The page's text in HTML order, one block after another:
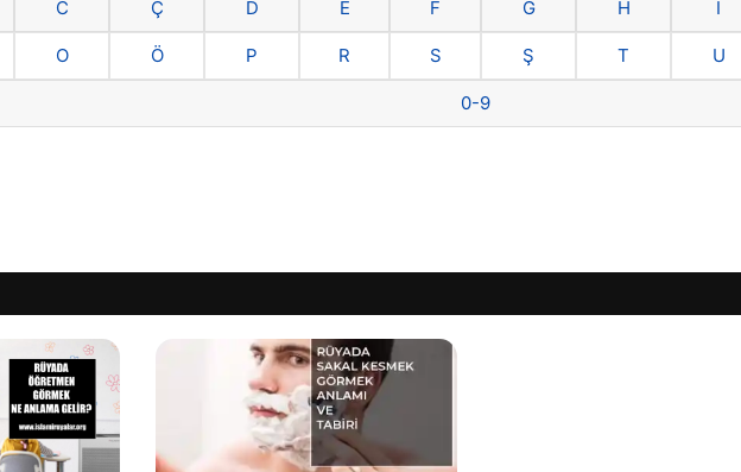
C Ç D E F G H I
O Ö P R S Ş T U
0-9